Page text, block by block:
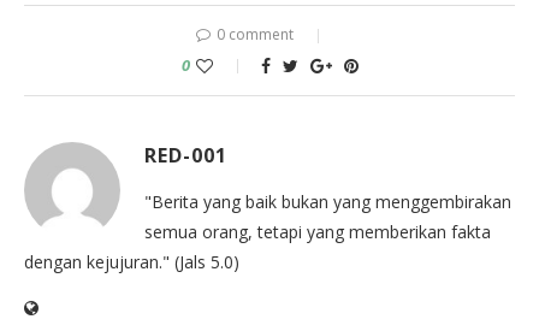
0 comment
0
RED-001
"Berita yang baik bukan yang menggembirakan
semua orang, tetapi yang memberikan fakta
dengan kejujuran." (Jals 5.0)